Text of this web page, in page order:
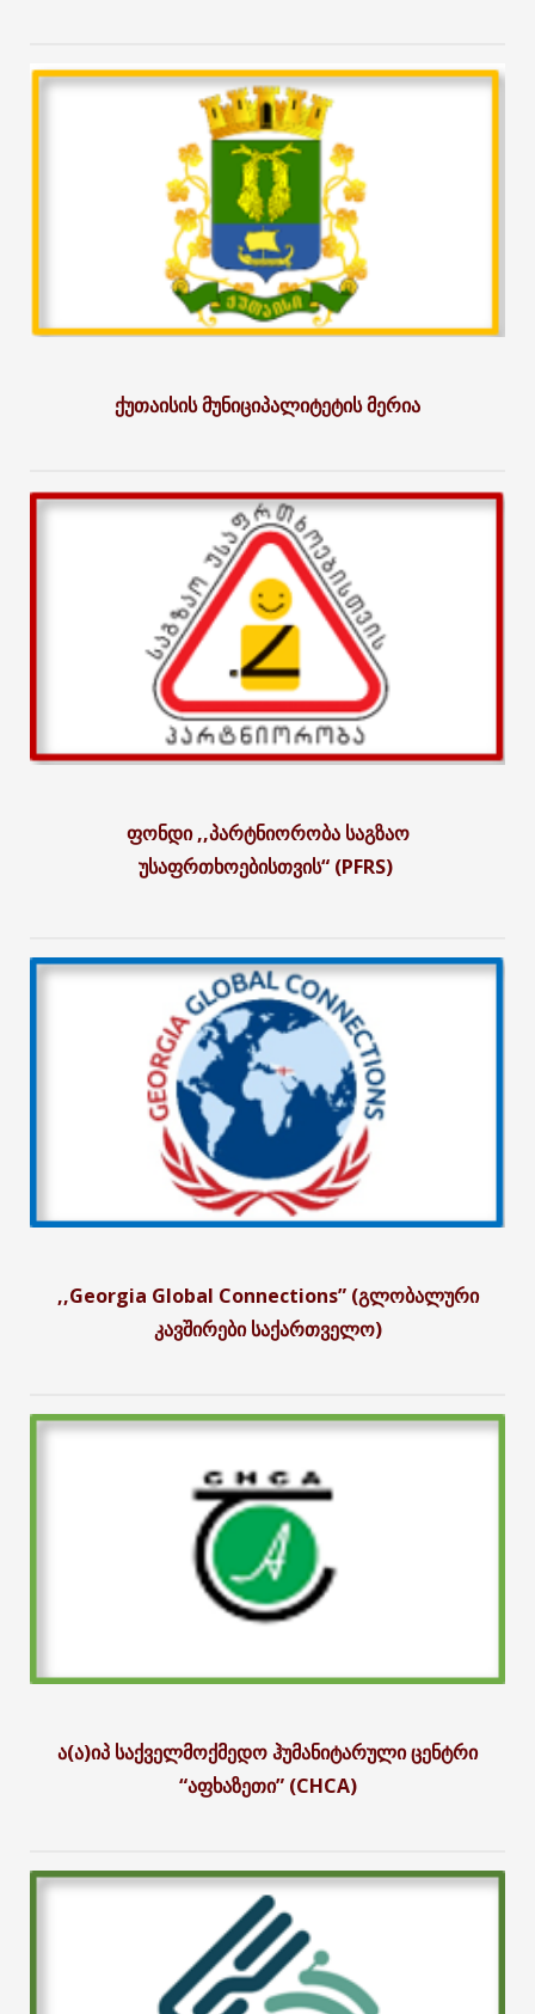
ქუთაისის მუნიციპალიტეტის მერია
ფონდი ,,პარტნიორობა საგზაო
უსაფრთხოებისთვის“ (PFRS)
,,Georgia Global Connections” (გლობალური
კავშირები საქართველო)
ა(ა)იპ საქველმოქმედო ჰუმანიტარული ცენტრი
“აფხაზეთი” (CHCA)